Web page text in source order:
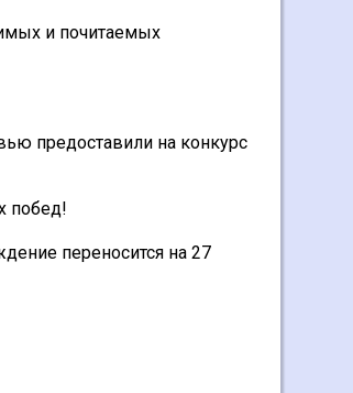
и почитаемых
предоставили на конкурс
побед!
переносится на 27